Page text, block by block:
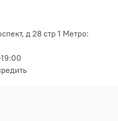
д 28 стр 1 Метро: